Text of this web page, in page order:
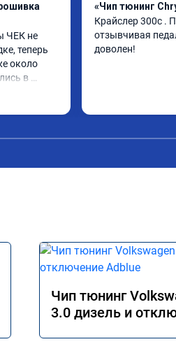
ЧЕК не
теперь
около
в
«Чип тюнинг
Крайслер 300с .
отзывчивая
доволен!
Чип тюнинг
3.0 дизель и